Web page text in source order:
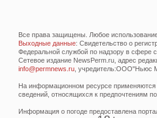
Все права защищены. Любое
Выходные данные: Свидетельство о
Федеральной службой по надзору в сфере
Сетевое издание NewsPerm.ru, адрес
info@permnews.ru , учредитель:ООО"Ньюс
На информационном ресурсе применяются
сведений, относящихся к предпочтениям
Информация о погоде предоставлена